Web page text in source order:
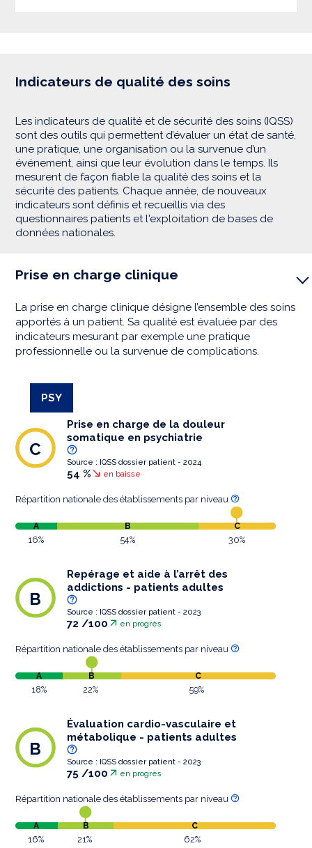
Indicateurs de qualité des soins
Les indicateurs de qualité et de sécurité des soins (IQSS)
sont des outils qui permettent d’évaluer un état de santé,
une pratique, une organisation ou la survenue d’un
événement, ainsi que leur évolution dans le temps. Ils
mesurent de façon fiable la qualité des soins et la
sécurité des patients. Chaque année, de nouveaux
indicateurs sont définis et recueillis via des
questionnaires patients et l'exploitation de bases de
données nationales.
Prise en charge clinique
La prise en charge clinique désigne l’ensemble des soins
apportés à un patient. Sa qualité est évaluée par des
indicateurs mesurant par exemple une pratique
professionnelle ou la survenue de complications.
PSY
Prise en charge de la douleur
somatique en psychiatrie
Source : IQSS dossier patient - 2024
54 % en baisse
C
Répartition nationale des établissements par niveau
A B C
16% 54% 30%
Repérage et aide à l’arrêt des
addictions - patients adultes
Source : IQSS dossier patient - 2023
72 /100 en progrès
B
Répartition nationale des établissements par niveau
A B C
18% 22% 59%
Évaluation cardio-vasculaire et
métabolique - patients adultes
Source : IQSS dossier patient - 2023
75 /100 en progrès
B
Répartition nationale des établissements par niveau
A B C
16% 21% 62%